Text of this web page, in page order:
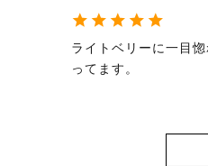
ライトベリーに一目
ってます。